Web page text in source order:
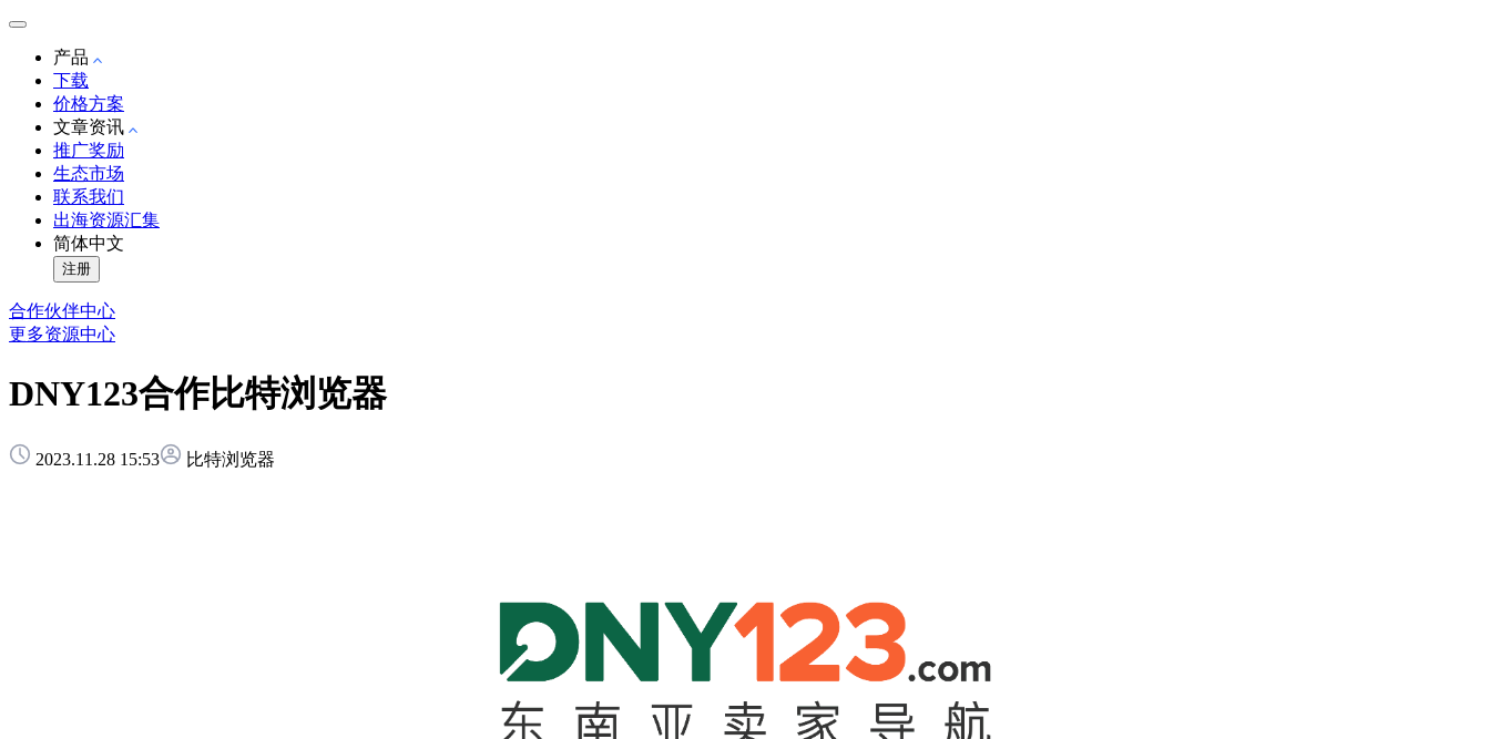
产品
下载
价格方案
文章资讯
推广奖励
生态市场
联系我们
出海资源汇集
简体中文
注册
合作伙伴中心
更多资源中心
DNY123合作比特浏览器
2023.11.28 15:53 比特浏览器